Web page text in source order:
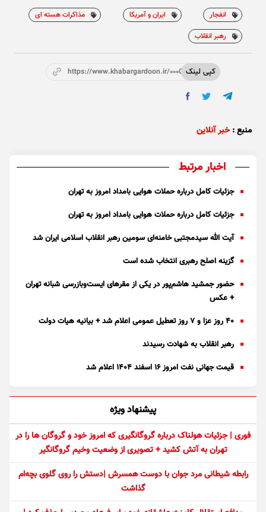
انفجار ایران و آمریکا
مذاکرات هسته ای
رهبر انقلاب
کپی لینکhttps://www.khabargardoon.ir/000OzT
منبع : خبر آنلاین
اخبار مرتبط
جزئیات کامل درباره حملات هوایی بامداد امروز به تهران
جزئیات کامل درباره حملات هوایی بامداد امروز به تهران
آیت الله سیدمجتبی خامنه‌ای سومین رهبر انقلاب اسلامی ایران شد
گزینه اصلح رهبری انتخاب شده است
حضور جمشید هاشم‌پور در یکی از مقر‌های ایست‌وبازرسی شبانه تهران
+ عکس
۴۰ روز عزا و ۷ روز تعطیل عمومی اعلام شد + بیانیه هیات دولت
رهبر انقلاب به شهادت رسیدند
قیمت جهانی نفت امروز ۱۶ اسفند ۱۴۰۴ اعلام شد
پیشنهاد ویژه
فوری | جزئیات هولناک درباره گروگانگیری که امروز خود و گروگان ها را در
تهران به آتش کشید + تصویری از وضعیت وخیم گروگانگیر
رابطه شیطانی مرد جوان با دوست همسرش |دستش را روی گلوی بچه‌ام
گذاشت